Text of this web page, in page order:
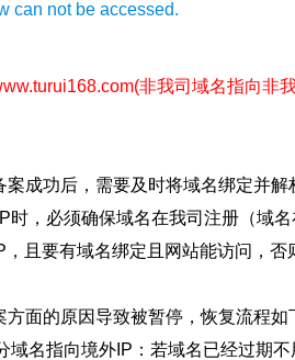
can not be accessed.
(非我司域名指向非
案成功后，需要及时将域名绑定并
时，必须确保域名在我司注册（域
，且要有域名绑定且网站能访问，
方面的原因导致被暂停，恢复流程如
域名指向境外IP：若域名已经过期